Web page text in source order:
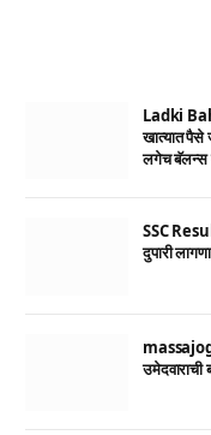
Ladki
खात्यात पैसे
लगेच
SSC
दुपारी
massajog
उमेदवाराची